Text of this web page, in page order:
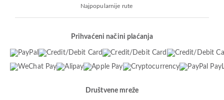
Najpopularnije rute
Prihvaćeni načini plaćanja
Društvene mreže